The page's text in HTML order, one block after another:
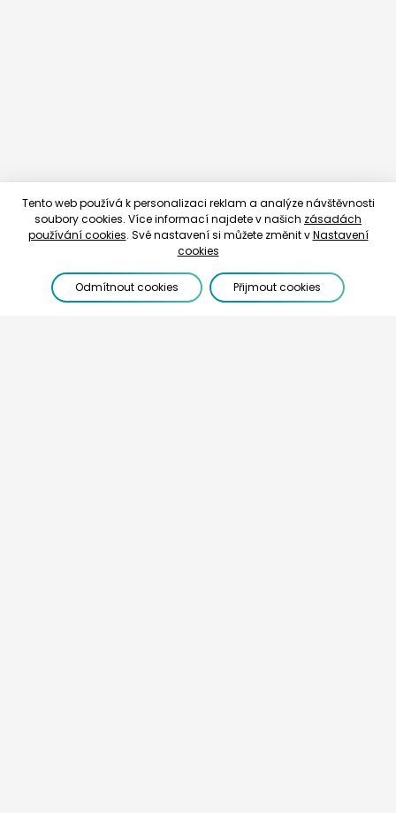
Tento web používá k personalizaci reklam a analýze návštěvnosti
soubory cookies. Více informací najdete v našich zásadách
používání cookies. Své nastavení si můžete změnit v Nastavení
cookies
Odmítnout cookies Přijmout cookies